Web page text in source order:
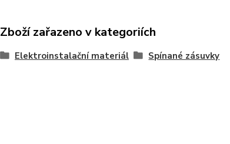
Zboží zařazeno v kategoriích
Elektroinstalační materiál Spínané zásuvky